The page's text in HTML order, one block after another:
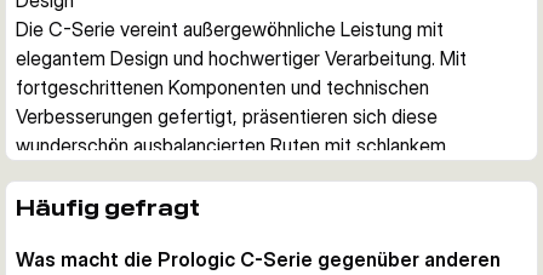
Die C-Serie vereint außergewöhnliche Leistung mit
elegantem Design und hochwertiger Verarbeitung. Mit
fortgeschrittenen Komponenten und technischen
Verbesserungen gefertigt, präsentieren sich diese
wunderschön ausbalancierten Ruten mit schlankem,
Konfigurationen für Ihren Angelstil.
Jede Rute verfügt über einen hochmoduligen Kohlefaser-
Häufig gefragt
Was macht die Prologic C-Serie gegenüber anderen